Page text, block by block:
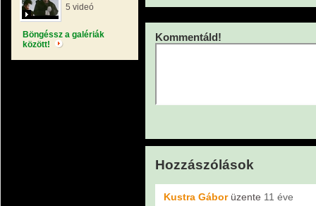
5 videó
Böngéssz a galériák
között!
Kommentáld!
Hozzászólások
Kustra Gáborüzente 11 éve